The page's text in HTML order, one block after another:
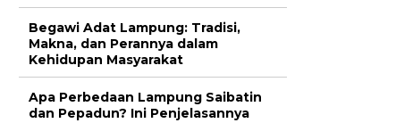
Begawi Adat Lampung: Tradisi,
Makna, dan Perannya dalam
Kehidupan Masyarakat
Apa Perbedaan Lampung Saibatin
dan Pepadun? Ini Penjelasannya